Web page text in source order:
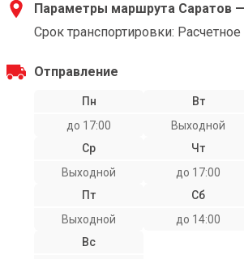
Параметры маршрута Саратов
Срок транспортировки:
Отправление
Пн
до 17:00
Вт
Выходной
Ср
Выходной
Чт
до 17:00
Пт
Выходной
Сб
до 14:00
Вс